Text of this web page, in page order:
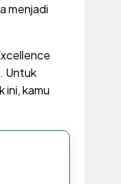
menjadi
Untuk
ini, kamu